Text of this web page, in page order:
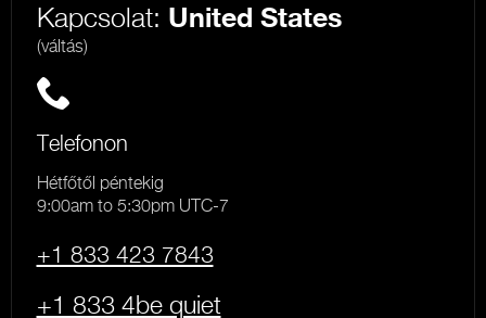
Kapcsolat: United States
(váltás)
Telefonon
Hétfőtől péntekig
9:00am to 5:30pm UTC-7
+1 833 423 7843
+1 833 4be quiet